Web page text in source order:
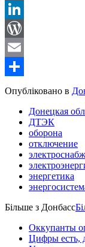
Reddit
LinkedIn
WordPress
Email
Share
Опубліковано в
Донецкая
ДТЭК
оборона
отключение
энергетика
Більше з Донбасс
Оккупанты
Цифры есть,